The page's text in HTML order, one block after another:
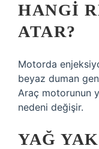
HANGI
ATAR?
Motorda
beyaz duman
Araç motorunun
nedeni değişir.
YAĞ